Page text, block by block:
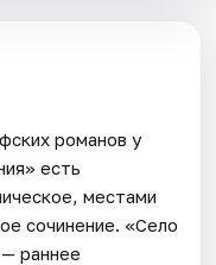
романов у
есть
местами
сочинение. «Село
раннее